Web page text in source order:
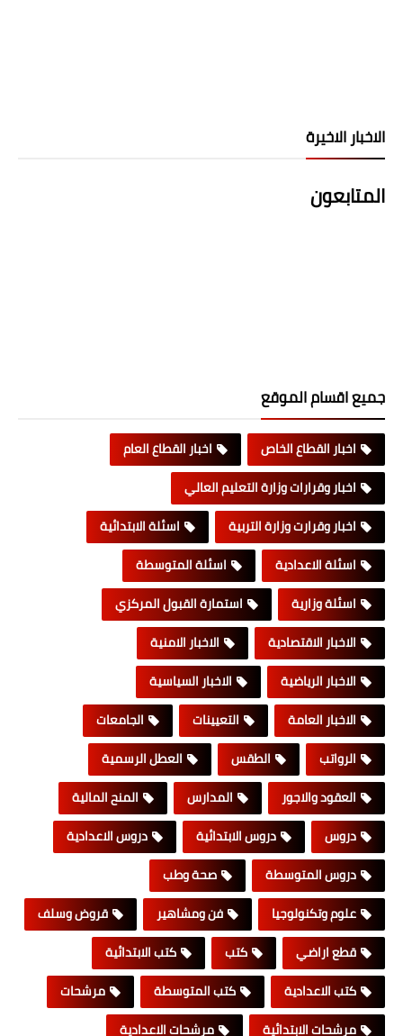
الاخبار الاخيرة
المتابعون
جميع اقسام الموقع
اخبار القطاع الخاص
اخبار القطاع العام
اخبار وقرارات وزارة التعليم العالي
اخبار وقرارت وزارة التربية
اسئلة الابتدائية
اسئلة الاعدادية
اسئلة المتوسطة
اسئلة وزارية
استمارة القبول المركزي
الاخبار الاقتصادية
الاخبار الامنية
الاخبار الرياضية
الاخبار السياسية
الاخبار العامة
التعيينات
الجامعات
الرواتب
الطقس
العطل الرسمية
العقود والاجور
المدارس
المنح المالية
دروس
دروس الابتدائية
دروس الاعدادية
دروس المتوسطة
صحة وطب
علوم وتكنولوجيا
فن ومشاهير
قروض وسلف
قطع اراضي
كتب
كتب الابتدائية
كتب الاعدادية
كتب المتوسطة
مرشحات
مرشحات الابتدائية
مرشحات الاعدادية